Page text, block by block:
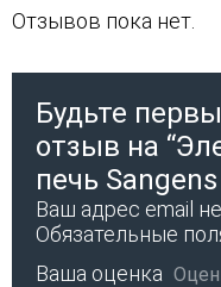
Отзывов пока нет.
Будьте
отзыв на
печь Sangens
Ваш адрес email
Обязательные
Ваша оценка